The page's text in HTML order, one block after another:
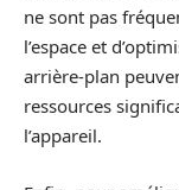
ne sont pas
l’espace et
arrière-plan
ressources
l’appareil.